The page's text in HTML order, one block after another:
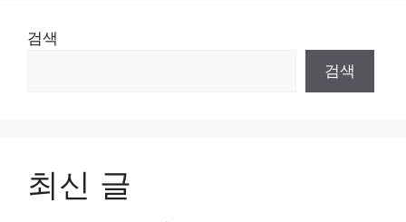
검색
검색
최신 글